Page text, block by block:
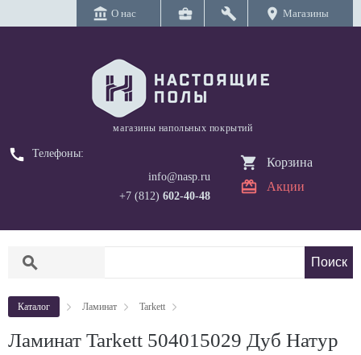
account_balance О нас business_center build location_on Магазины
магазины напольных покрытий
call
Телефоны:
info@nasp.ru
+7 (812) 602-40-48
Корзина
Акции
search
Каталог Ламинат Tarkett
Ламинат Tarkett 504015029 Дуб Натур